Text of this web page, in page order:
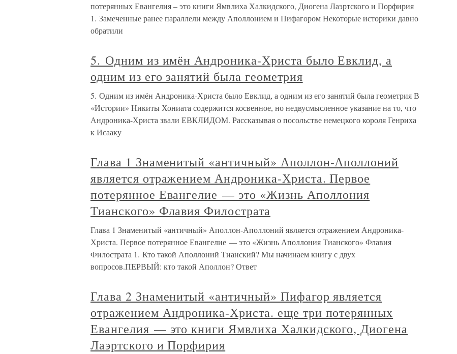
потерянных Евангелия – это книги Ямвлиха Халкидского, Диогена Лаэртского и Порфирия
1. Замеченные ранее параллели между Аполлонием и Пифагором Некоторые историки давно
обратили
5. Одним из имён Андроника-Христа было Евклид, а
одним из его занятий была геометрия
5. Одним из имён Андроника-Христа было Евклид, а одним из его занятий была геометрия В
«Истории» Никиты Хониата содержится косвенное, но недвусмысленное указание на то, что
Андроника-Христа звали ЕВКЛИДОМ. Рассказывая о посольстве немецкого короля Генриха
к Исааку
Глава 1 Знаменитый «античный» Аполлон-Аполлоний
является отражением Андроника-Христа. Первое
потерянное Евангелие — это «Жизнь Аполлония
Тианского» Флавия Филострата
Глава 1 Знаменитый «античный» Аполлон-Аполлоний является отражением Андроника-
Христа. Первое потерянное Евангелие — это «Жизнь Аполлония Тианского» Флавия
Филострата 1. Кто такой Аполлоний Тианский? Мы начинаем книгу с двух
вопросов.ПЕРВЫЙ: кто такой Аполлон? Ответ
Глава 2 Знаменитый «античный» Пифагор является
отражением Андроника-Христа. еще три потерянных
Евангелия — это книги Ямвлиха Халкидского, Диогена
Лаэртского и Порфирия